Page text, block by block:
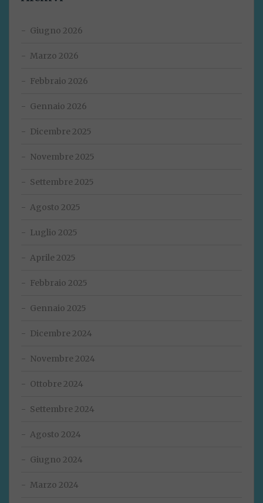
Giugno 2026
Marzo 2026
Febbraio 2026
Gennaio 2026
Dicembre 2025
Novembre 2025
Settembre 2025
Agosto 2025
Luglio 2025
Aprile 2025
Febbraio 2025
Gennaio 2025
Dicembre 2024
Novembre 2024
Ottobre 2024
Settembre 2024
Agosto 2024
Giugno 2024
Marzo 2024